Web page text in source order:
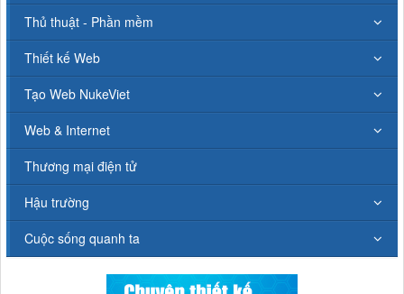
Thủ thuật - Phần mềm
Thiết kế Web
Tạo Web NukeViet
Web & Internet
Thương mại điện tử
Hậu trường
Cuộc sống quanh ta